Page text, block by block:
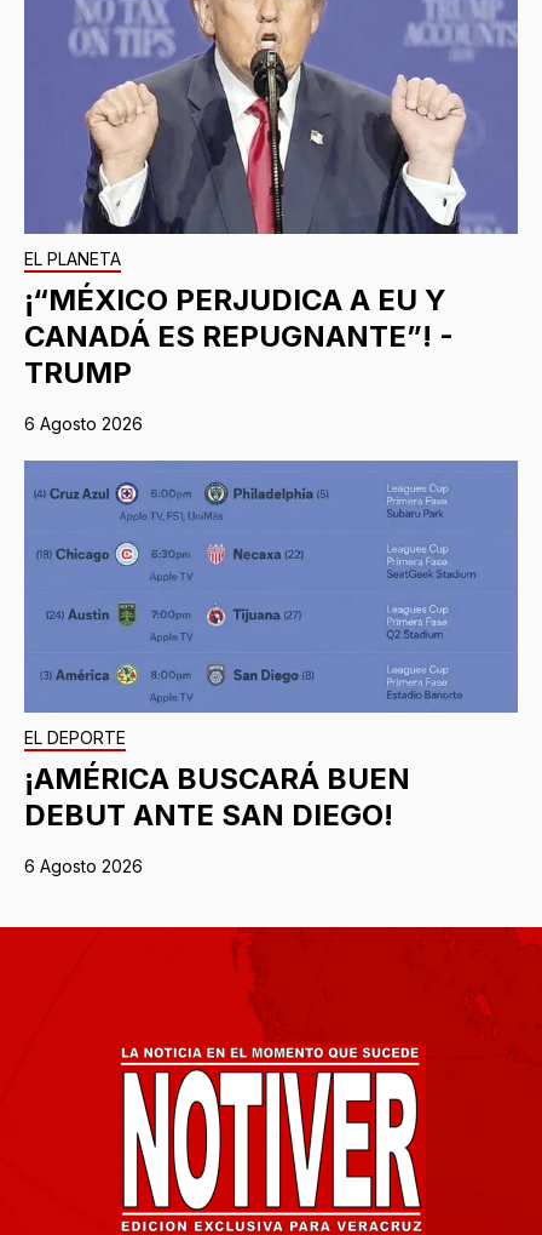
EL PLANETA
¡“MÉXICO PERJUDICA A EU Y
CANADÁ ES REPUGNANTE”! -
TRUMP
6 Agosto 2026
EL DEPORTE
¡AMÉRICA BUSCARÁ BUEN
DEBUT ANTE SAN DIEGO!
6 Agosto 2026